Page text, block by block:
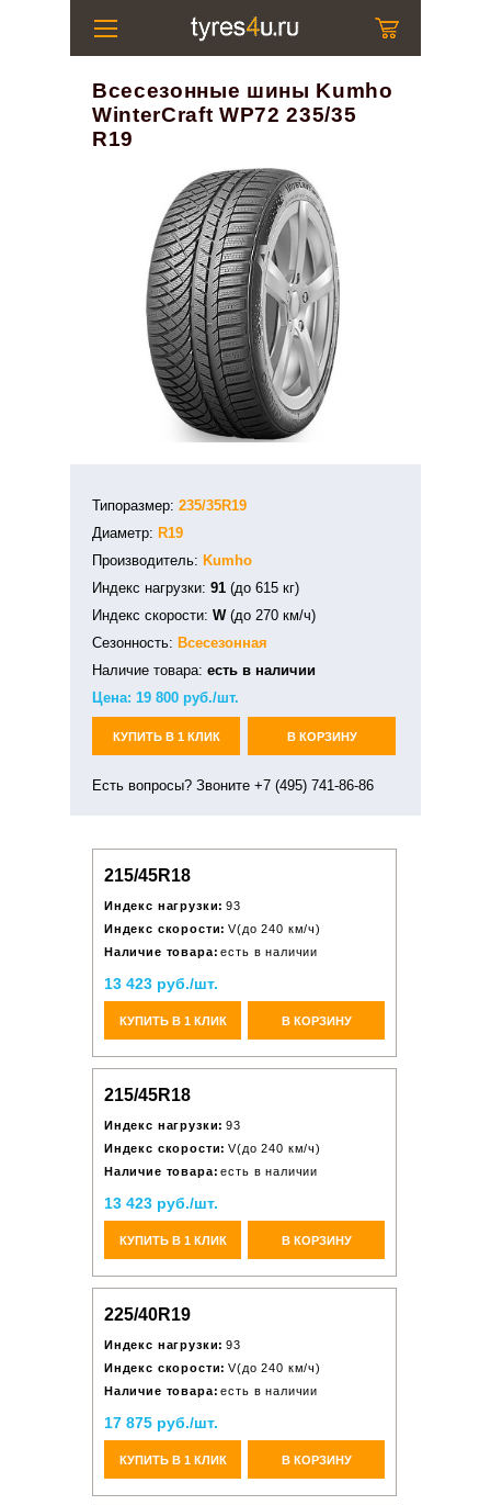
Всесезонные шины Kumho
WinterCraft WP72 235/35
R19
Типоразмер: 235/35R19
Диаметр: R19
Производитель: Kumho
Индекс нагрузки: 91 (до 615 кг)
Индекс скорости: W(до 270 км/ч)
Сезонность: Всесезонная
Наличие товара: есть в наличии
Цена: 19 800 руб./шт.
КУПИТЬ В 1 КЛИК В КОРЗИНУ
Есть вопросы? Звоните +7 (495) 741-86-86
215/45R18
Индекс нагрузки: 93
Индекс скорости: V(до 240 км/ч)
Наличие товара: есть в наличии
13 423 руб./шт.
КУПИТЬ В 1 КЛИК В КОРЗИНУ
215/45R18
Индекс нагрузки: 93
Индекс скорости: V(до 240 км/ч)
Наличие товара: есть в наличии
13 423 руб./шт.
КУПИТЬ В 1 КЛИК В КОРЗИНУ
225/40R19
Индекс нагрузки: 93
Индекс скорости: V(до 240 км/ч)
Наличие товара: есть в наличии
17 875 руб./шт.
КУПИТЬ В 1 КЛИК В КОРЗИНУ